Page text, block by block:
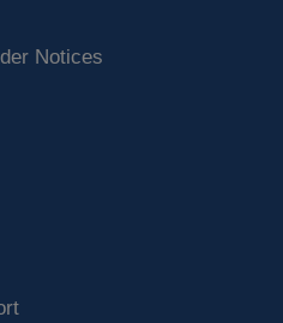
Notices